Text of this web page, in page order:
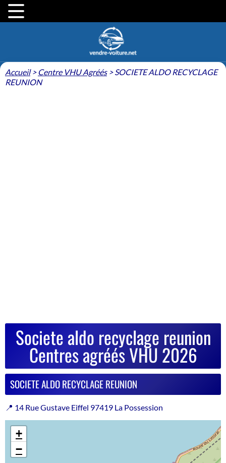
Accueil> Centre VHU Agréés>SOCIETE ALDO RECYCLAGE
REUNION
Societe aldo recyclage reunion
Centres agréés VHU 2026
SOCIETE ALDO RECYCLAGE REUNION
📍 14 Rue Gustave Eiffel 97419 La Possession
+
−